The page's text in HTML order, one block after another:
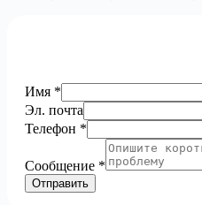
Эл.
Телефон
Сообщение
Имя *
Эл. почта
Телефон *
Сообщение *
Отправить